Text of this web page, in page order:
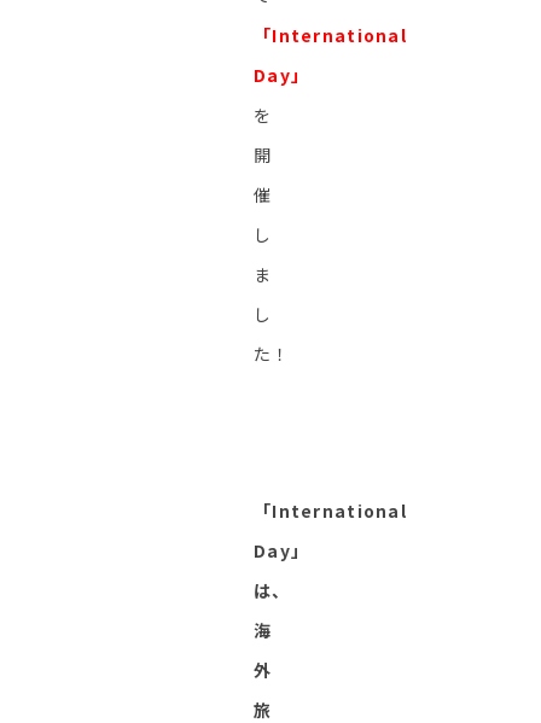
「International
Day」
を
開
催
し
ま
し
た！
「International
Day」
は、
海
外
旅